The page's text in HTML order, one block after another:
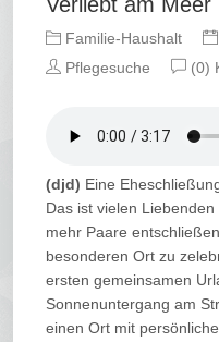
Verliebt am Meer
Familie-Haushalt
Pflegesuche
(0)
(djd) Eine
Das ist vielen
mehr Paare
besonderen Ort zu
ersten gemeinsamen
Sonnenuntergang am
einen Ort mit